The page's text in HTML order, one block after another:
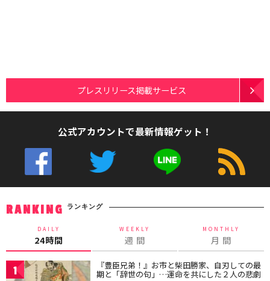
プレスリリース掲載サービス
公式アカウントで最新情報ゲット！
RANKING ランキング
DAILY
24時間
WEEKLY
週 間
MONTHLY
月 間
1 『豊臣兄弟！』お市と柴田勝家、自刃しての最
期と「辞世の句」…運命を共にした２人の悲劇